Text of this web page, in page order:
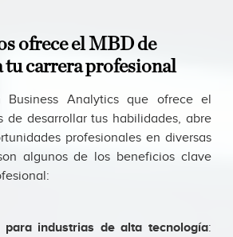
ofrece el MBD de
tu carrera profesional
Business Analytics que ofrece el
de desarrollar tus habilidades, abre
profesionales en diversas
algunos de los beneficios clave
para industrias de alta tecnología: